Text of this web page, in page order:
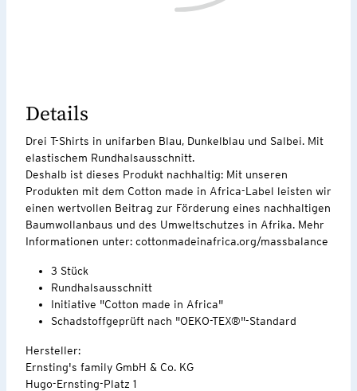
Details
Drei T-Shirts in unifarben Blau, Dunkelblau und Salbei. Mit
elastischem Rundhalsausschnitt.
Deshalb ist dieses Produkt nachhaltig: Mit unseren
Produkten mit dem Cotton made in Africa-Label leisten wir
einen wertvollen Beitrag zur Förderung eines nachhaltigen
Baumwollanbaus und des Umweltschutzes in Afrika. Mehr
Informationen unter: cottonmadeinafrica.org/massbalance
3 Stück
Rundhalsausschnitt
Initiative "Cotton made in Africa"
Schadstoffgeprüft nach "OEKO-TEX®"-Standard
Hersteller:
Ernsting's family GmbH & Co. KG
Hugo-Ernsting-Platz 1